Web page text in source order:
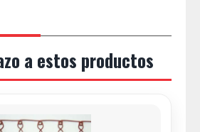
a estos productos